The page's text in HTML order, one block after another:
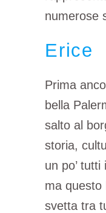
numerose
Erice
Prima
bella
salto al
storia,
un po’
ma questo
svetta tra